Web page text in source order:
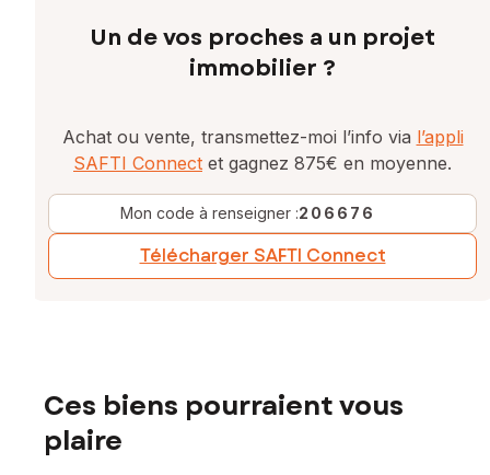
Un de vos proches a un projet
immobilier ?
Achat ou vente, transmettez-moi l’info via l’appli
SAFTI Connect et gagnez 875€ en moyenne.
Mon code à renseigner :206676
Télécharger SAFTI Connect
Ces biens pourraient vous
plaire